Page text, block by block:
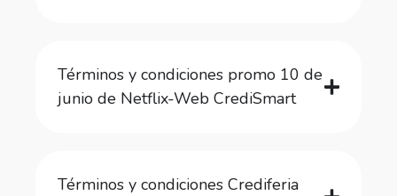
Términos y condiciones promo 10 de
junio de Netflix-Web CrediSmart
Términos y condiciones Crediferia